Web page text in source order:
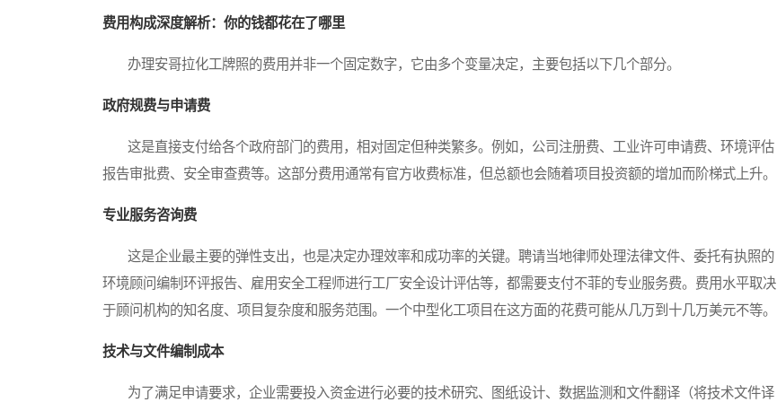
费用构成深度解析：你的钱都花在了哪里
办理安哥拉化工牌照的费用并非一个固定数字，它由多个变量决定，主要包括以下几个部分。
政府规费与申请费
这是直接支付给各个政府部门的费用，相对固定但种类繁多。例如，公司注册费、工业许可申请费、环境评估
报告审批费、安全审查费等。这部分费用通常有官方收费标准，但总额也会随着项目投资额的增加而阶梯式上升。
专业服务咨询费
这是企业最主要的弹性支出，也是决定办理效率和成功率的关键。聘请当地律师处理法律文件、委托有执照的
环境顾问编制环评报告、雇用安全工程师进行工厂安全设计评估等，都需要支付不菲的专业服务费。费用水平取决
于顾问机构的知名度、项目复杂度和服务范围。一个中型化工项目在这方面的花费可能从几万到十几万美元不等。
技术与文件编制成本
为了满足申请要求，企业需要投入资金进行必要的技术研究、图纸设计、数据监测和文件翻译（将技术文件译